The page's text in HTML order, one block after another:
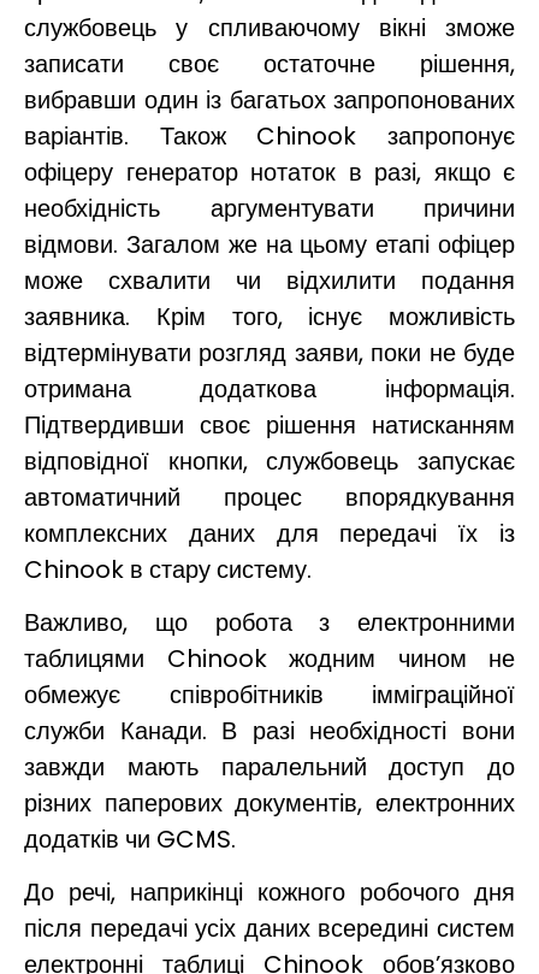
службовець у спливаючому вікні зможе
записати своє остаточне рішення,
вибравши один із багатьох запропонованих
варіантів. Також Chinook запропонує
офіцеру генератор нотаток в разі, якщо є
необхідність аргументувати причини
відмови. Загалом же на цьому етапі офіцер
може схвалити чи відхилити подання
заявника. Крім того, існує можливість
відтермінувати розгляд заяви, поки не буде
отримана додаткова інформація.
Підтвердивши своє рішення натисканням
відповідної кнопки, службовець запускає
автоматичний процес впорядкування
комплексних даних для передачі їх із
Chinook в стару систему.
Важливо, що робота з електронними
таблицями Chinook жодним чином не
обмежує співробітників імміграційної
служби Канади. В разі необхідності вони
завжди мають паралельний доступ до
різних паперових документів, електронних
додатків чи GCMS.
До речі, наприкінці кожного робочого дня
після передачі усіх даних всередині систем
електронні таблиці Chinook обов’язково